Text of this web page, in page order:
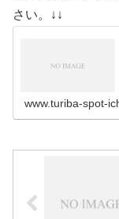
さい。↓↓
www.turiba-spot-